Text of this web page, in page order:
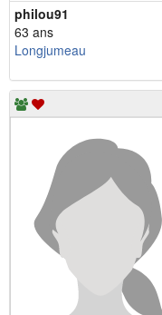
philou91
63 ans
Longjumeau